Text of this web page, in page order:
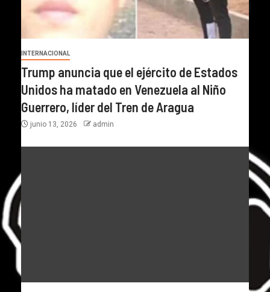
INTERNACIONAL
Trump anuncia que el ejército de Estados
Unidos ha matado en Venezuela al Niño
Guerrero, líder del Tren de Aragua
junio 13, 2026 admin